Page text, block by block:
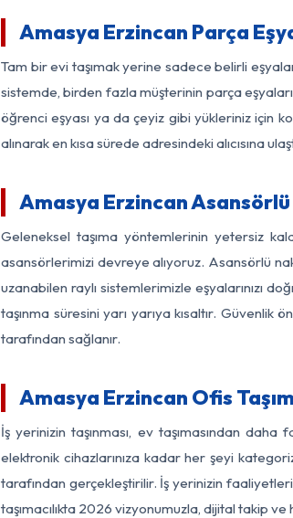
Amasya Erzincan Parça
Tam bir evi taşımak yerine sadece belirli
sistemde, birden fazla müşterinin parça
öğrenci eşyası ya da çeyiz gibi yükleriniz için
alınarak en kısa sürede adresindeki alıcısına
Amasya Erzincan
Geleneksel taşıma yöntemlerinin yetersiz
asansörlerimizi devreye alıyoruz. Asansörlü
uzanabilen raylı sistemlerimizle eşyalarınızı
taşınma süresini yarı yarıya kısaltır.
tarafından sağlanır.
Amasya Erzincan Ofis
İş yerinizin taşınması, ev taşımasından
elektronik cihazlarınıza kadar her şeyi
tarafından gerçekleştirilir. İş yerinizin
taşımacılıkta 2026 vizyonumuzla, dijital takip ve